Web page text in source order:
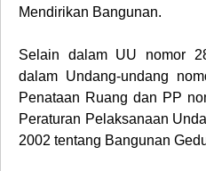
Mendirikan Bangunan.
Selain dalam UU nomor
dalam Undang-undang
Penataan Ruang dan PP
Peraturan Pelaksanaan
2002 tentang Bangunan